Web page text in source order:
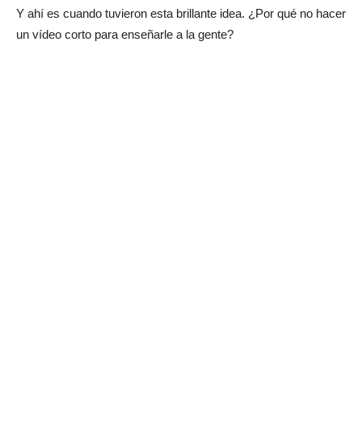
Y ahí es cuando tuvieron esta brillante idea. ¿Por qué no hacer
un vídeo corto para enseñarle a la gente?